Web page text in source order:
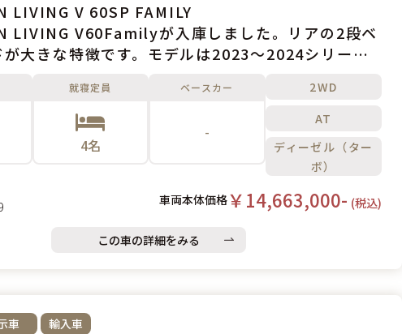
LIVING V 60SP FAMILY
LIVING V60Familyが入庫しました。リアの2段ベ
が大きな特徴です。モデルは2023～2024シリーズ
就寝定員
4名
ベースカー
-
2WD
AT
ディーゼル（ター
ボ）
車両本体価格￥14,663,000- (税込)
この車の詳細をみる
車 輸入車